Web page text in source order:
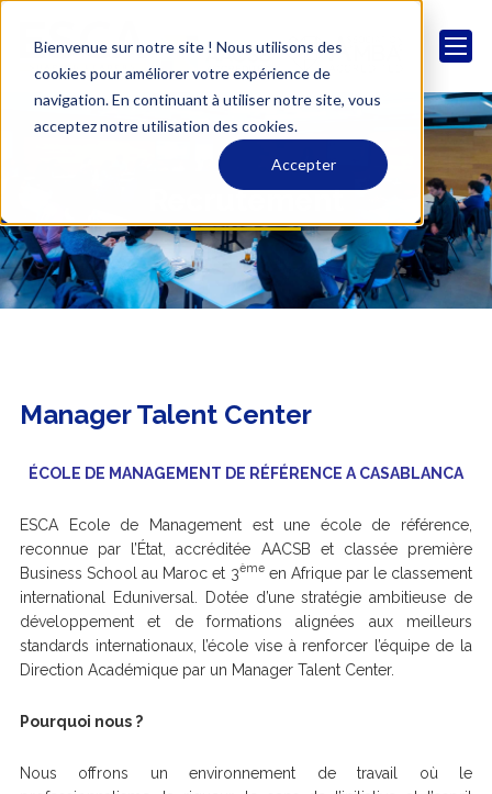
Bienvenue sur notre site ! Nous utilisons des
cookies pour améliorer votre expérience de
navigation. En continuant à utiliser notre site, vous
acceptez notre utilisation des cookies.
Accepter
Recrutement
Manager Talent Center
ÉCOLE DE MANAGEMENT DE RÉFÉRENCE A CASABLANCA
ESCA Ecole de Management est une école de référence,
reconnue par l’État, accréditée AACSB et classée première
Business School au Maroc et 3èmeen Afrique par le classement
international Eduniversal.
Dotée d’une stratégie ambitieuse de
développement et de formations alignées aux meilleurs
standards internationaux, l’école vise à renforcer l’équipe de la
Direction Académique par un Manager Talent Center.
Pourquoi nous ?
Nous offrons un environnement de travail où le